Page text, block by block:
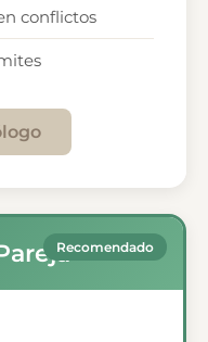
conflictos
Recomendado